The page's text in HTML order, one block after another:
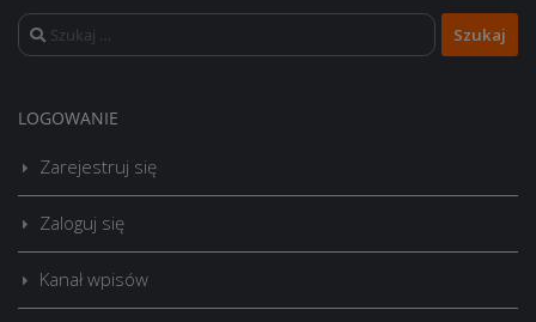
Szukaj:
LOGOWANIE
Zarejestruj się
Zaloguj się
Kanał wpisów